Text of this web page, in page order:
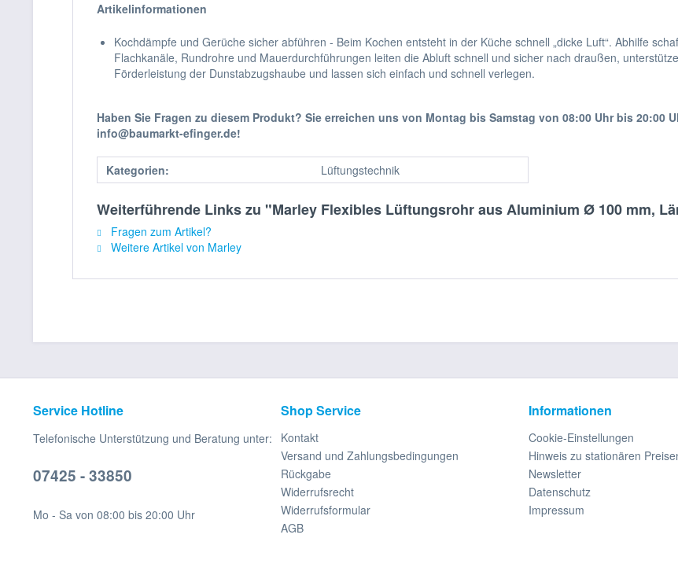
Artikelinformationen
Kochdämpfe und Gerüche sicher abführen - Beim Kochen entsteht in der Küche schnell „dicke Luft“. Abhilfe
Flachkanäle, Rundrohre und Mauerdurchführungen leiten die Abluft schnell und sicher nach draußen,
Förderleistung der Dunstabzugshaube und lassen sich einfach und schnell verlegen.
Haben Sie Fragen zu diesem Produkt? Sie erreichen uns von Montag bis Samstag von 08:00 Uhr bis 20:00
info@baumarkt-efinger.de!
Kategorien: Lüftungstechnik
Weiterführende Links zu "Marley Flexibles Lüftungsrohr aus Aluminium Ø 100 mm,
Fragen zum Artikel?
Weitere Artikel von Marley
Service Hotline
Telefonische Unterstützung und Beratung unter:
07425 - 33850
Mo - Sa von 08:00 bis 20:00 Uhr
Shop Service
Kontakt
Versand und Zahlungsbedingungen
Rückgabe
Widerrufsrecht
Widerrufsformular
AGB
Informationen
Cookie-Einstellungen
Hinweis zu stationären
Newsletter
Datenschutz
Impressum